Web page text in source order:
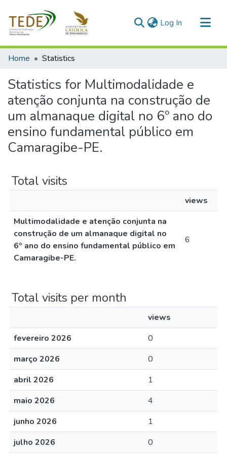
Log In (current)
Communities & Collections
Home Statistics
Statistics for Multimodalidade e
atenção conjunta na construção de
um almanaque digital no 6º ano do
ensino fundamental público em
Camaragibe-PE.
Total visits
views
Multimodalidade e atenção conjunta na
construção de um almanaque digital no
6º ano do ensino fundamental público em
Camaragibe-PE.
6
Total visits per month
views
fevereiro 2026
0
março 2026
0
abril 2026
1
maio 2026
4
junho 2026
1
julho 2026
0